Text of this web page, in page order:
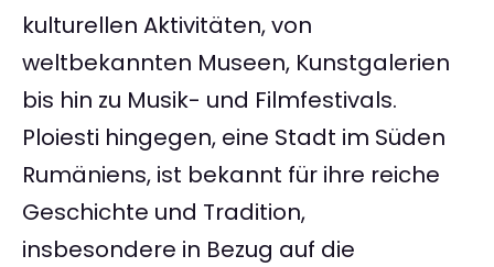
kulturellen Aktivitäten, von
weltbekannten Museen, Kunstgalerien
bis hin zu Musik- und Filmfestivals.
Ploiesti hingegen, eine Stadt im Süden
Rumäniens, ist bekannt für ihre reiche
Geschichte und Tradition,
insbesondere in Bezug auf die